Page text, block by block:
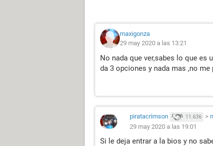
maxigonza
29 may 2020 a las 13:21
No nada que ver,sabes lo que es
da 3 opciones y nada mas ,no
piratacrimson 11.636 >
29 may 2020 a las 19:01
Si le deja entrar a la bios y no